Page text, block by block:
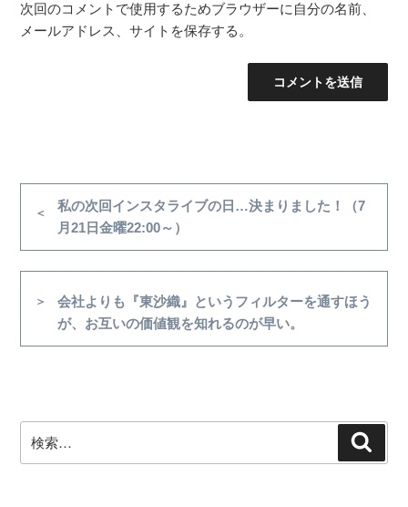
次回のコメントで使用するためブラウザーに自分の名前、
メールアドレス、サイトを保存する。
投
ー
前
の
私の次回インスタライブの日…決まりました！（7
月21日金曜22:00～）
次
の
投
会社よりも『東沙織』というフィルターを通すほう
が、お互いの価値観を知れるのが早い。
索:
索